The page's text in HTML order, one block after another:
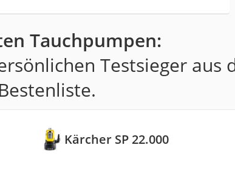
Tauchpumpen:
Testsieger aus
Bestenliste.
Kärcher SP 22.000